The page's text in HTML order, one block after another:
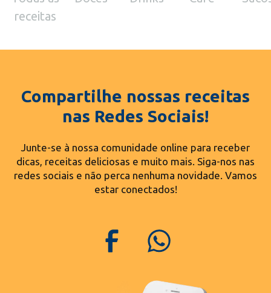
receitas
Compartilhe nossas receitas
nas Redes Sociais!
Junte-se à nossa comunidade online para receber
dicas, receitas deliciosas e muito mais. Siga-nos nas
redes sociais e não perca nenhuma novidade. Vamos
estar conectados!